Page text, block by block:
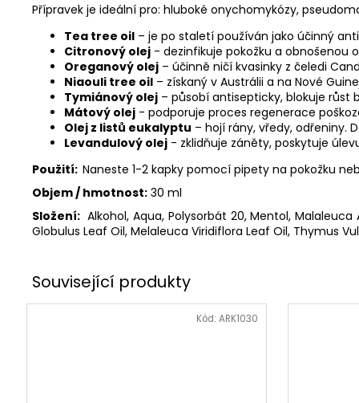
Přípravek je ideální pro: hluboké onychomykózy,
Tea tree oil – je po staletí používán jako účinný
Citronový olej - dezinfikuje pokožku a obnošenou
Oreganový olej – účinně ničí kvasinky z čeledi
Niaouli tree oil – získaný v Austrálii a na Nové
Tymiánový olej – působí antisepticky, blokuje růst
Mátový olej - podporuje proces regenerace
Olej z listů eukalyptu – hojí rány, vředy, odřeniny.
Levandulový olej - zklidňuje záněty, poskytuje
Použití: Naneste 1-2 kapky pomocí pipety na pokožku
Objem / hmotnost: 30 ml
Složení: Alkohol, Aqua, Polysorbát 20, Mentol,
Globulus Leaf Oil, Melaleuca Viridiflora Leaf Oil, Thymus
Kód: ARK1030